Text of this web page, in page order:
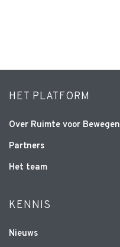
HET PLATFORM
Over Ruimte voor Bewegen
Partners
Het team
KENNIS
Nieuws